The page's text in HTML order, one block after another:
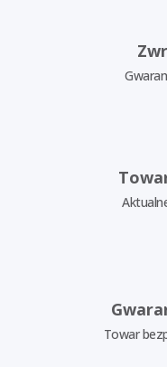
Towar